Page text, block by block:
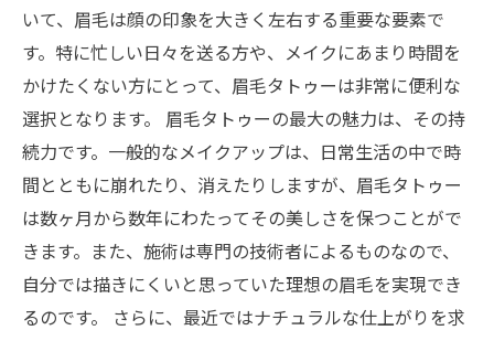
いて、眉毛は顔の印象を大きく左右する重要な要素で
す。特に忙しい日々を送る方や、メイクにあまり時間を
かけたくない方にとって、眉毛タトゥーは非常に便利な
選択となります。 眉毛タトゥーの最大の魅力は、その持
続力です。一般的なメイクアップは、日常生活の中で時
間とともに崩れたり、消えたりしますが、眉毛タトゥー
は数ヶ月から数年にわたってその美しさを保つことがで
きます。また、施術は専門の技術者によるものなので、
自分では描きにくいと思っていた理想の眉毛を実現でき
るのです。 さらに、最近ではナチュラルな仕上がりを求